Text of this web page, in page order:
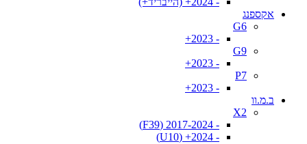
אקספנג
G6
- 2023+
G9
- 2023+
P7
- 2023+
ב.מ.וו
X2
- 2017-2024 (F39)
- 2024+ (U10)